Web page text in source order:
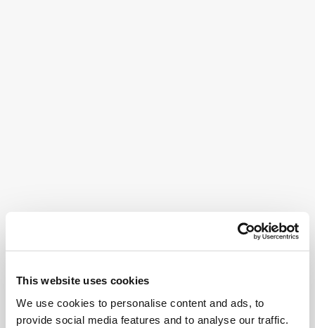
This website uses cookies
We use cookies to personalise content and ads, to
provide social media features and to analyse our traffic.